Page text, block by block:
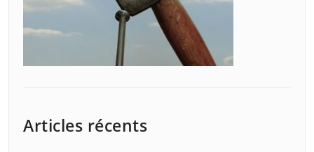
Articles récents